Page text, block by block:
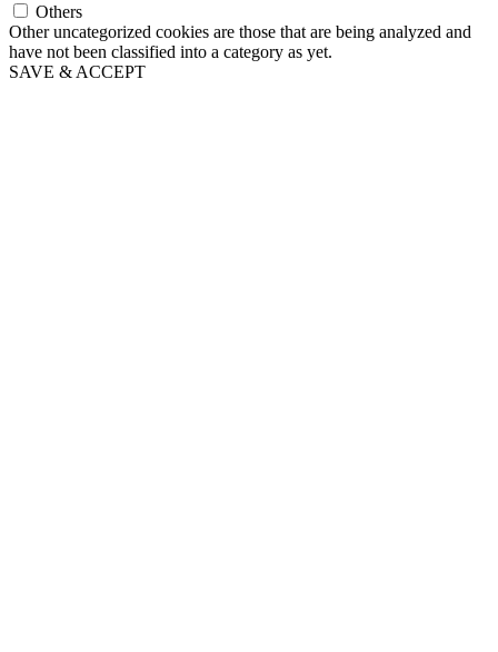
Others
Other uncategorized cookies are those that are being analyzed and
have not been classified into a category as yet.
SAVE & ACCEPT